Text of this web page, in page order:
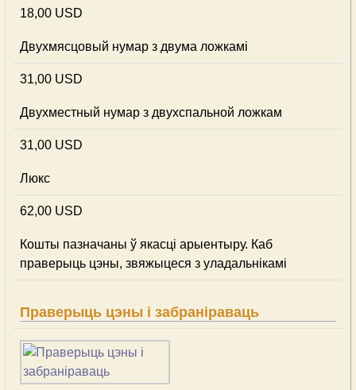
18,00 USD
Двухмясцовый нумар з двума ложкамі
31,00 USD
Двухместный нумар з двухспальной ложкам
31,00 USD
Люкс
62,00 USD
Кошты пазначаны ў якасці арыентыру. Каб
праверыць цэны, звяжыцеся з уладальнікамі
Праверыць цэны і забраніраваць